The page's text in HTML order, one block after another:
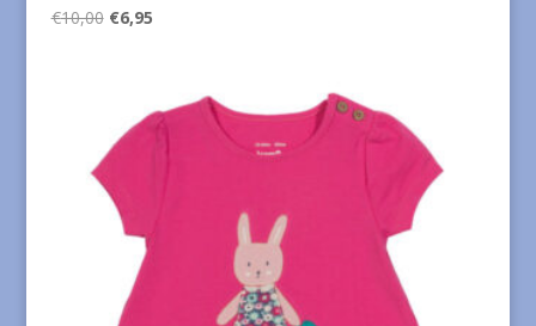
€10,00 Oorspronkelijke
€6,95Huidige
€6,95.